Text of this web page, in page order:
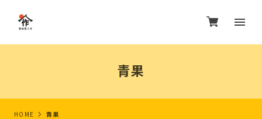
青果
HOME 青果